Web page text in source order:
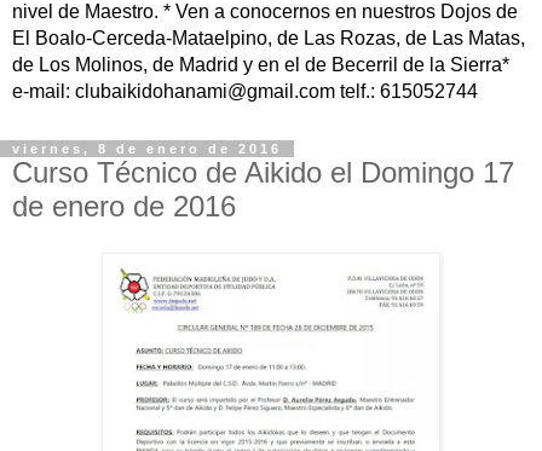
nivel de Maestro. * Ven a conocernos en nuestros Dojos de
El Boalo-Cerceda-Mataelpino, de Las Rozas, de Las Matas,
de Los Molinos, de Madrid y en el de Becerril de la Sierra*
e-mail: clubaikidohanami@gmail.com telf.: 615052744
viernes, 8 de enero de 2016
Curso Técnico de Aikido el Domingo 17
de enero de 2016